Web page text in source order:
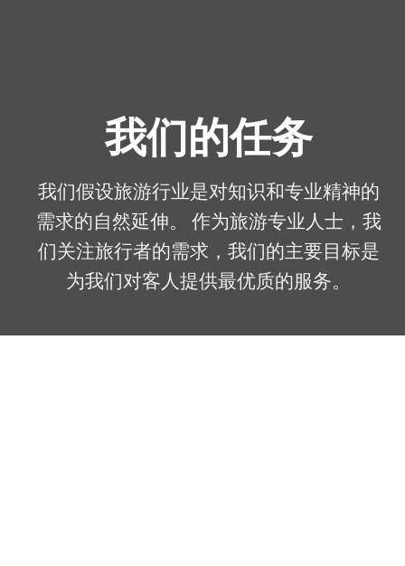
我们的任务
我们假设旅游行业是对知识和专业精神的
需求的自然延伸。 作为旅游专业人士，我
们关注旅行者的需求，我们的主要目标是
为我们对客人提供最优质的服务。